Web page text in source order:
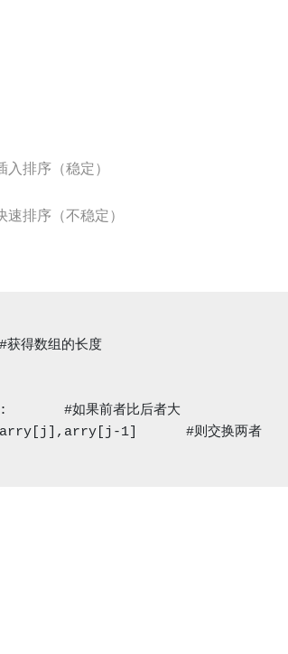
排序（稳定）
排序（不稳定）
得数组的长度
#如果前者比后者大
1]      #则交换两者